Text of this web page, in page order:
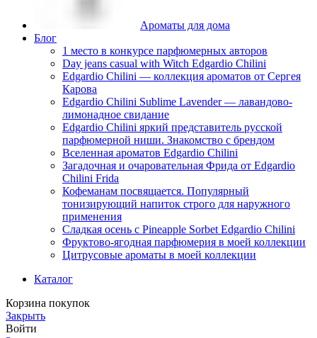
Ароматы для дома
Блог
1 место в конкурсе парфюмерных авторов
Day jeans casual with Witch Edgardio Chilini
Edgardio Chilini — коллекция ароматов от Сергея
Карова
Edgardio Chilini Sublime Lavender — лавандово-
лимонадное свидание
Edgardio Chilini яркий представитель русской
парфюмерной ниши. Знакомство с брендом
Вселенная ароматов Edgardio Chilini
Загадочная и очаровательная Фрида от Edgardio
Chilini Frida
Кофеманам посвящается. Популярный
тонизирующий напиток строго для наружного
применения
Сладкая осень с Pineapple Sorbet Edgardio Chilini
Фруктово-ягодная парфюмерия в моей коллекции
​Цитрусовые ароматы в моей коллекции
Каталог
Корзина покупок
Закрыть
Войти